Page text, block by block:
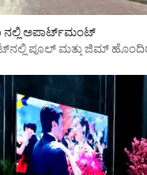
ನಲ್ಲಿ ಅಪಾರ್ಟ್‌ಮಂಟ್
ಪೂಲ್ ಮತ್ತು ಜಿಮ್